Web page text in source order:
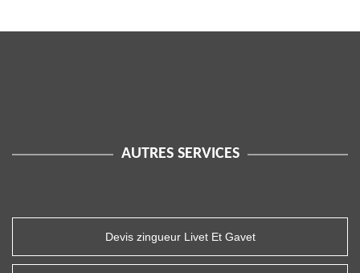
AUTRES SERVICES
Devis zingueur Livet Et Gavet